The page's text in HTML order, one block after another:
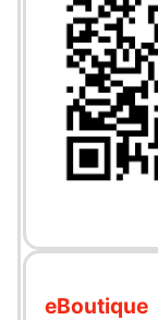
eBoutique